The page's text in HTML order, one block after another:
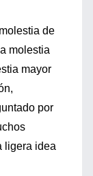
de
molestia
mayor
por
ligera idea